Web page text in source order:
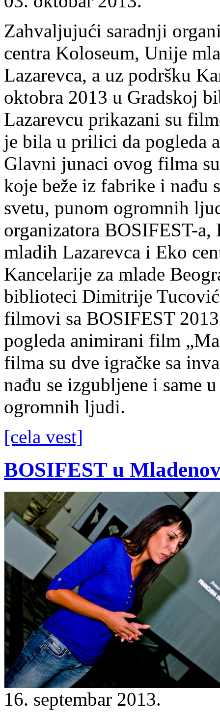
Zahvaljujući saradnji
centra Koloseum, Unije
Lazarevca, a uz podršku
oktobra 2013 u Gradskoj
Lazarevcu prikazani su
je bila u prilici da pogleda
Glavni junaci ovog filma
koje beže iz fabrike i nađu
svetu, punom ogromnih
organizatora BOSIFEST-
mladih Lazarevca i Eko
Kancelarije za mlade
biblioteci Dimitrije
filmovi sa BOSIFEST
pogleda animirani film
filma su dve igračke sa
nađu se izgubljene i same
ogromnih ljudi.
[cela vest]
BOSIFEST u
16. septembar 2013.